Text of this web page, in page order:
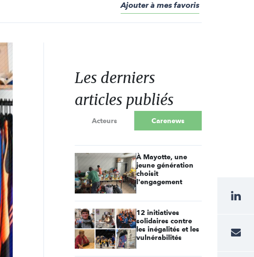
Ajouter à mes favoris
Les derniers
articles publiés
Acteurs Carenews
À Mayotte, une
jeune génération
choisit
l'engagement
12 initiatives
solidaires contre
les inégalités et les
vulnérabilités